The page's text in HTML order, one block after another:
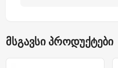
მსგავსი პროდუქტები